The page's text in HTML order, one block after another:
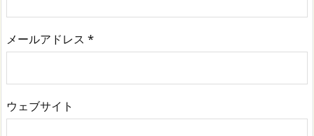
メールアドレス *
ウェブサイト